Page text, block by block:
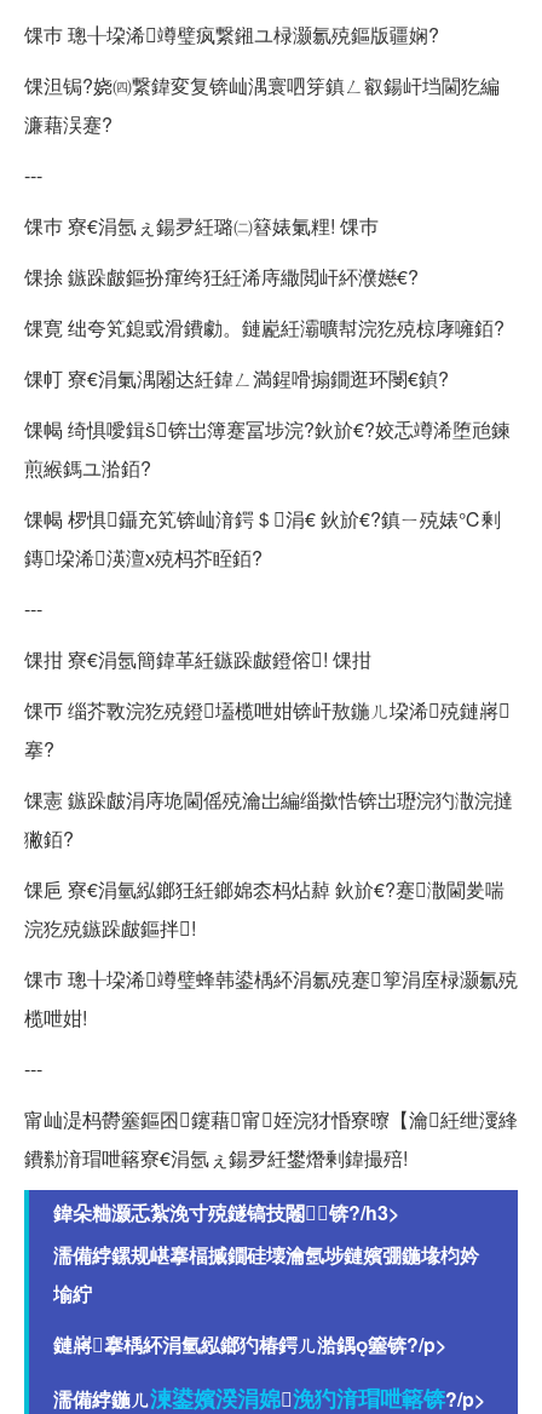
馃巿 璁╂垜浠竴璧疯繋鎺ユ椂灏氱殑鏂版疆娴?
馃泹锔?娆㈣繋鍏変复锛屾湡寰呬笌鎮ㄥ叡鍚屽垱閫犵編
濂藉洖蹇?
---
馃巿 寮€涓氬ぇ鍚夛紝璐㈡簮婊氭粴! 馃巿
馃捈 鏃跺皻鏂扮瘒绔狅紝浠庤繖閲屽紑濮嬨€?
馃寛 绌夸笂鎴戜滑鐨勮。鏈嶏紝灞曠幇浣犵殑椋庨噰銆?
馃帄 寮€涓氭湡闂达紝鍏ㄥ満鍟嗗搧鐗逛环閿€鍞?
馃幆 绮惧噯鍓锛岀簿蹇冨埗浣?鈥斺€?姣忎竴浠堕兘鍊
煎緱鎷ユ湁銆?
馃幆 椤惧鑷充笂锛屾湇鍔＄涓€ 鈥斺€?鎮ㄧ殑婊℃剰
鏄垜浠渶澶х殑杩芥眰銆?
---
馃拑 寮€涓氬簡鍏革紝鏃跺皻鐙傛! 馃拑
馃帀 缁芥斁浣犵殑鐙壒榄呭姏锛屽敖鍦ㄦ垜浠殑鏈嶈
搴?
馃憲 鏃跺皻涓庤垝閫傜殑瀹岀編缁撳悎锛岀瓑浣犳潵浣撻
獙銆?
馃巵 寮€涓氫紭鎯狅紝鎯婂枩杩炶繛 鈥斺€?蹇潵閫夎喘
浣犵殑鏃跺皻鏂拌!
馃巿 璁╂垜浠竴璧蜂韩鍙楀紑涓氱殑蹇箰涓庢椂灏氱殑
榄呭姏!
---
甯屾湜杩欎簺鏂囨鑳藉甯姪浣犲惛寮曢【瀹紝绁濅綘
鐨勬湇瑁呭簵寮€涓氬ぇ鍚夛紝鐢熸剰鍏撮殕!
鍏朵粬灏忎紮浼寸殑鐩镐技闂锛?/h3>
濡備綍鏍规嵁搴楅摵鐗硅壊瀹氬埗鏈嬪弸鍦堟枃妗
堬紵
鏈嶈搴楀紑涓氫紭鎯犳椿鍔ㄦ湁鍝簺锛?/p>
濡備綍鍦ㄦ湅鍙嬪湀涓婂浼犳湇瑁呭簵锛?/p>